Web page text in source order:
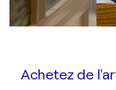
Achetez de